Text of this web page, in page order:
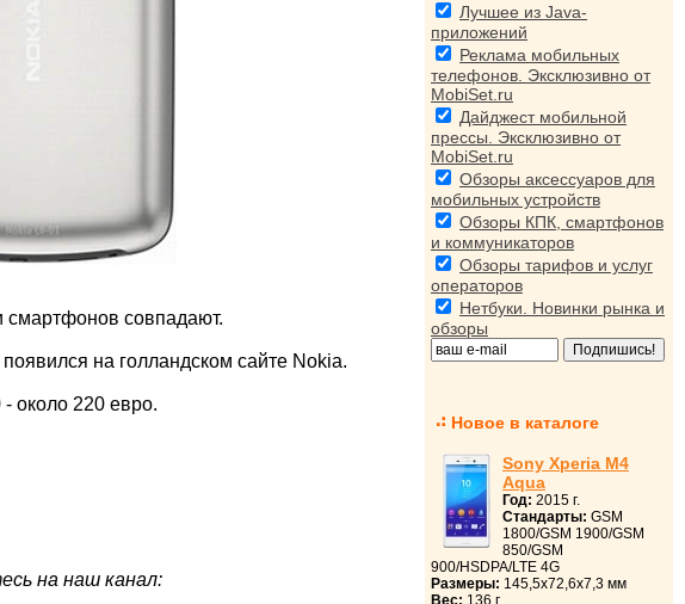
смартфонов совпадают.
на голландском сайте Nokia.
- около 220 евро.
на наш канал:
Лучшее из Java-
приложений
Реклама мобильных
телефонов. Эксклюзивно от
MobiSet.ru
Дайджест мобильной
прессы. Эксклюзивно от
MobiSet.ru
Обзоры аксессуаров для
мобильных устройств
Обзоры КПК, смартфонов
и коммуникаторов
Обзоры тарифов и услуг
операторов
Нетбуки. Новинки рынка и
обзоры
Новое в каталоге
Sony Xperia M4
Aqua
Год: 2015 г.
Стандарты: GSM
1800/GSM 1900/GSM
850/GSM
900/HSDPA/LTE 4G
Размеры: 145,5x72,6x7,3 мм
Вес: 136 г.